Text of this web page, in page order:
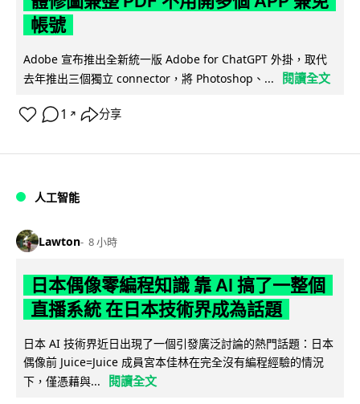
帳號
Adobe 宣布推出全新統一版 Adobe for ChatGPT 外掛，取代
去年推出三個獨立 connector，將 Photoshop、...
閱讀全文
1 ↗ 分享
人工智能
Lawton 8 小時
日本偶像零編程知識 靠 AI 搞了一整個
直播系統 在日本技術界成為話題
日本 AI 技術界近日出現了一個引發廣泛討論的熱門話題：日本
偶像前 Juice=Juice 成員宮本佳林在完全沒有編程經驗的情況
下，僅憑藉與...
閱讀全文